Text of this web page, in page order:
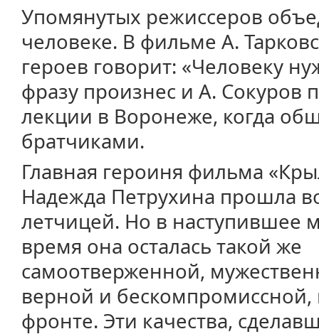
Упомянутых режиссеров
человеке. В фильме А.
героев говорит: «Человеку
фразу произнес и А. Сокуров
лекции в Воронеже, когда
братчиками.
Главная героиня фильма
Надежда Петрухина прошла
летчицей. Но в наступившее
время она осталась такой же
самоотверженной,
верной и бескомпромиссной,
фронте. Эти качества,